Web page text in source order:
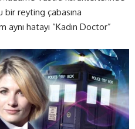
reyting çabasına
hatayı “Kadın Doctor”